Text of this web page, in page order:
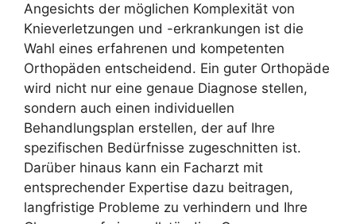
Angesichts der möglichen Komplexität von
Knieverletzungen und -erkrankungen ist die
Wahl eines erfahrenen und kompetenten
Orthopäden entscheidend. Ein guter Orthopäde
wird nicht nur eine genaue Diagnose stellen,
sondern auch einen individuellen
Behandlungsplan erstellen, der auf Ihre
spezifischen Bedürfnisse zugeschnitten ist.
Darüber hinaus kann ein Facharzt mit
entsprechender Expertise dazu beitragen,
langfristige Probleme zu verhindern und Ihre